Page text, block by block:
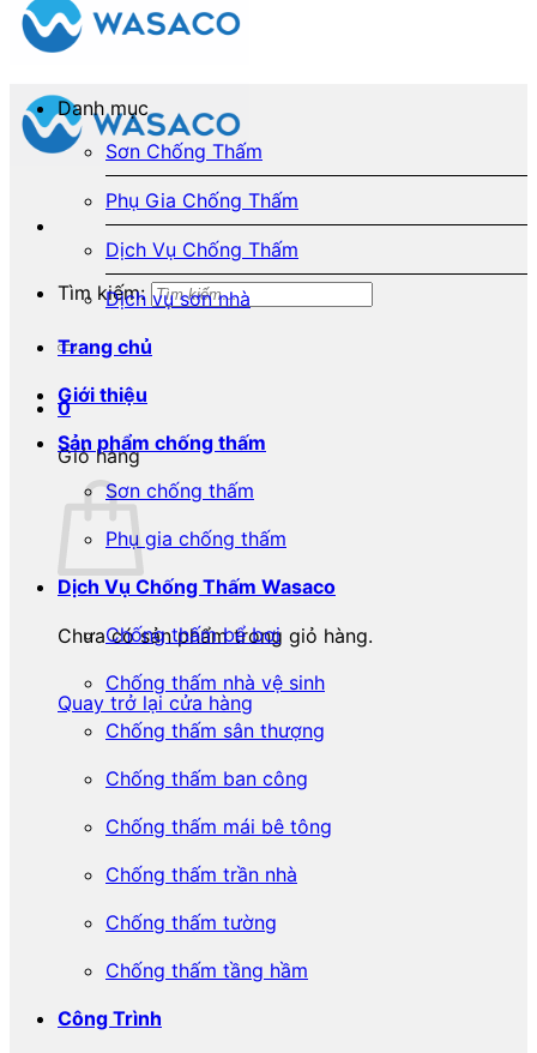
Tìm kiếm:
0
Giỏ hàng
Chưa có sản phẩm trong giỏ hàng.
Quay trở lại cửa hàng
Danh mục
Sơn Chống Thấm
Phụ Gia Chống Thấm
Dịch Vụ Chống Thấm
Dịch vụ sơn nhà
Trang chủ
Giới thiệu
Sản phẩm chống thấm
Sơn chống thấm
Phụ gia chống thấm
Dịch Vụ Chống Thấm Wasaco
Chống thấm bể bơi
Chống thấm nhà vệ sinh
Chống thấm sân thượng
Chống thấm ban công
Chống thấm mái bê tông
Chống thấm trần nhà
Chống thấm tường
Chống thấm tầng hầm
Công Trình